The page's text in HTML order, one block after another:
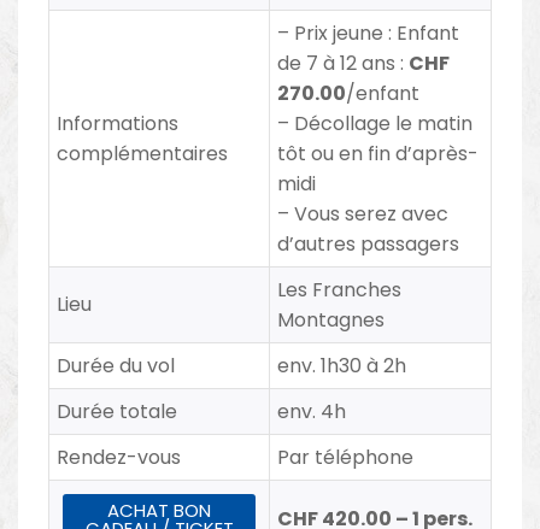
Informations
complémentaires
– Prix jeune : Enfant
de 7 à 12 ans : CHF
270.00/enfant
– Décollage le matin
tôt ou en fin d’après-
midi
– Vous serez avec
d’autres passagers
Lieu
Les Franches
Montagnes
Durée du vol
env. 1h30 à 2h
Durée totale
env. 4h
Rendez-vous
Par téléphone
ACHAT BON CHF 420.00 – 1 pers.